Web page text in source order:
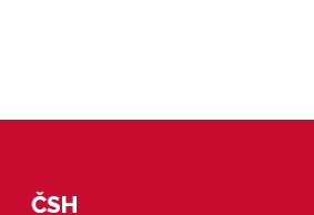
ČSH